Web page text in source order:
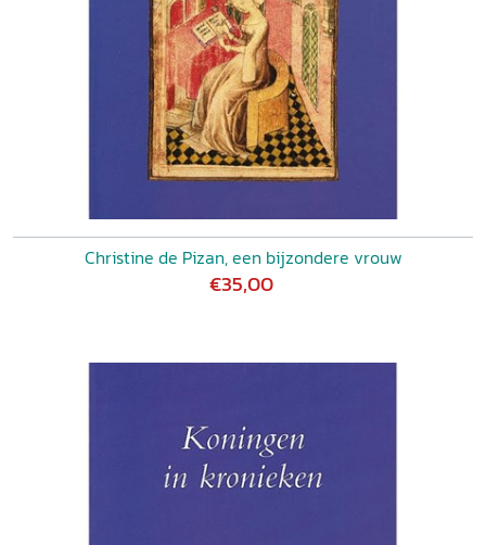
Christine de Pizan, een bijzondere vrouw
€35,00